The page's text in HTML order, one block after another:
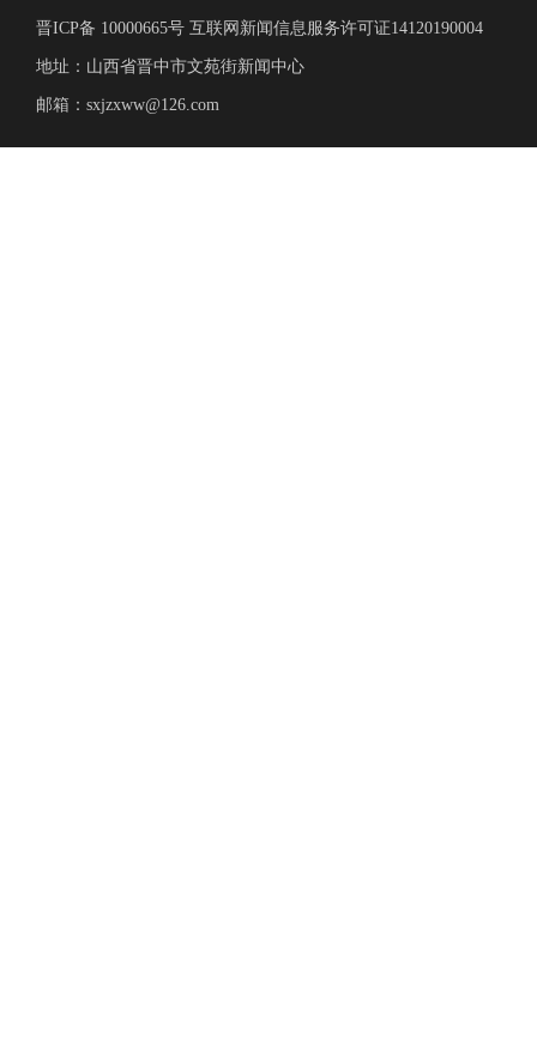
晋ICP备 10000665号 互联网新闻信息服务许可证14120190004
地址：山西省晋中市文苑街新闻中心
邮箱：sxjzxww@126.com